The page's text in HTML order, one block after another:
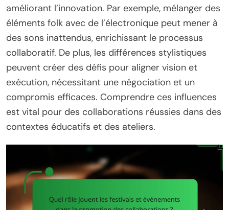
améliorant l’innovation. Par exemple, mélanger des
éléments folk avec de l’électronique peut mener à
des sons inattendus, enrichissant le processus
collaboratif. De plus, les différences stylistiques
peuvent créer des défis pour aligner vision et
exécution, nécessitant une négociation et un
compromis efficaces. Comprendre ces influences
est vital pour des collaborations réussies dans des
contextes éducatifs et des ateliers.